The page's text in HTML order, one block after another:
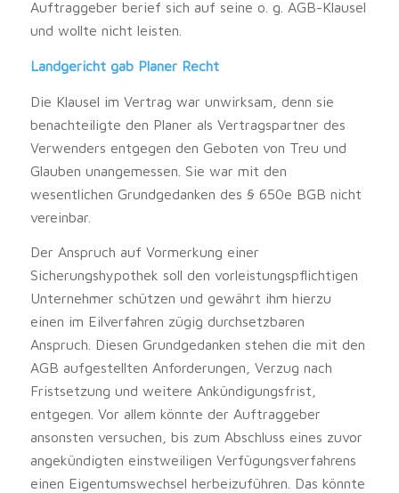
Auftraggeber berief sich auf seine o. g. AGB-Klausel
und wollte nicht leisten.
Landgericht gab Planer Recht
Die Klausel im Vertrag war unwirksam, denn sie
benachteiligte den Planer als Vertragspartner des
Verwenders entgegen den Geboten von Treu und
Glauben unangemessen. Sie war mit den
wesentlichen Grundgedanken des § 650e BGB nicht
vereinbar.
Der Anspruch auf Vormerkung einer
Sicherungshypothek soll den vorleistungspflichtigen
Unternehmer schützen und gewährt ihm hierzu
einen im Eilverfahren zügig durchsetzbaren
Anspruch. Diesen Grundgedanken stehen die mit den
AGB aufgestellten Anforderungen, Verzug nach
Fristsetzung und weitere Ankündigungsfrist,
entgegen. Vor allem könnte der Auftraggeber
ansonsten versuchen, bis zum Abschluss eines zuvor
angekündigten einstweiligen Verfügungsverfahrens
einen Eigentumswechsel herbeizuführen. Das könnte